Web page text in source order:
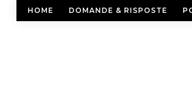
HOME DOMANDE & RISPOSTE